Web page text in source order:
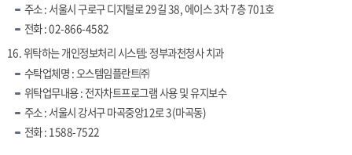
주소 : 서울시 구로구 디지털로 29길 38, 에이스 3차 7층 701호
전화 : 02-866-4582
16. 위탁하는 개인정보처리 시스템: 정부과천청사 치과
수탁업체명 : 오스템임플란트㈜
위탁업무내용 : 전자차트프로그램 사용 및 유지보수
주소 : 서울시 강서구 마곡중앙12로 3(마곡동)
전화 : 1588-7522